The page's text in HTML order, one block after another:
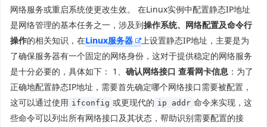
网络服务或重启系统使更改生效。 在Linux实例中配置静态IP地址
是网络管理的基本任务之一，涉及到操作系统、网络配置及命令行
操作的相关知识，在Linux服务器
上设置静态IP地址，主要是为
了确保服务器有一个固定的网络身份，这对于提供稳定的网络服务
是十分必要的，具体如下： 1、 确认网络接口 查看网卡信息 ：为了
正确地配置静态IP地址，需要首先确定哪个网络接口需要被配置，
这可以通过使用 ifconfig 或更现代的 ip addr 命令来实现，这
些命令可以列出所有网络接口及其状态，帮助识别需要配置的接